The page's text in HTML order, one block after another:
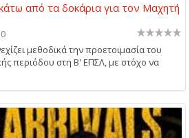
κάτω από τα δοκάρια για τον Μαχητή
μεθοδικά την προετοιμασία του
περιόδου στη Β' ΕΠΣΛ, με στόχο να